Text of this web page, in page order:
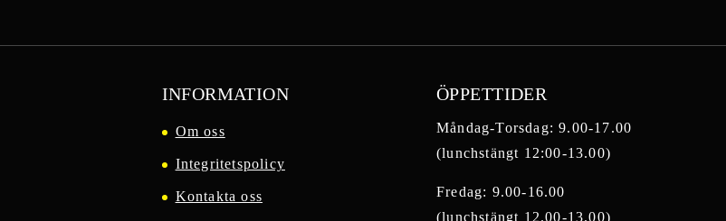
INFORMATION
Om oss
Integritetspolicy
Kontakta oss
ÖPPETTIDER
Måndag-Torsdag: 9.00-17.00
(lunchstängt 12:00-13.00)
Fredag: 9.00-16.00
(lunchstängt 12.00-13.00)